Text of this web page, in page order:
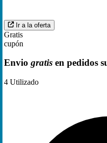
Ir a la oferta
Gratis
cupón
Envio gratis en pedidos
4 Utilizado